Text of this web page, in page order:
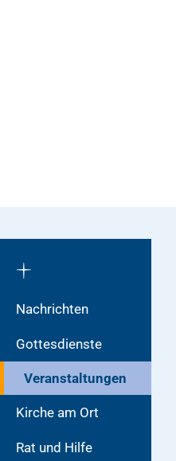
Nachrichten
Gottesdienste
Veranstaltungen
Kirche am Ort
Rat und Hilfe